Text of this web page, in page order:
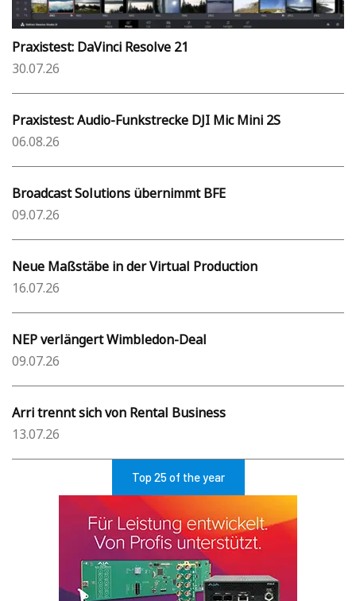
Praxistest: DaVinci Resolve 21
30.07.26
Praxistest: Audio-Funkstrecke DJI Mic Mini 2S
06.08.26
Broadcast Solutions übernimmt BFE
09.07.26
Neue Maßstäbe in der Virtual Production
16.07.26
NEP verlängert Wimbledon-Deal
09.07.26
Arri trennt sich von Rental Business
13.07.26
Top 25 of the year